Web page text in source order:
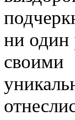
ни один